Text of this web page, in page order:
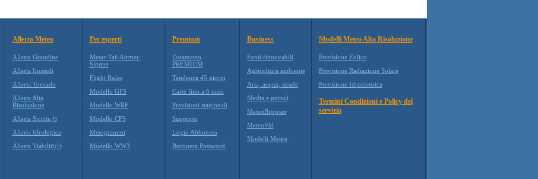
Allerta Meteo
Allerta Grandine
Allerta Incendi
Allerta Tornado
Allerta Alta
Risoluzione
Allerta Siccitï¿½
Allerta Idrologica
Allerta Viabilitï¿½
Per esperti
Metar-Taf-Airmet-
Sigmet
Flight Rules
Modello GFS
Modello WRF
Modello CFS
Metogrammi
Modello WW3
Premium
Datameteo
PREMIUM
Tendenza 45 giorni
Carte fino a 6 mesi
Previsioni stagionali
Supporto
Login Abbonato
Recupera Password
Business
Fonti rinnovabili
Agricoltura ambiente
Aria, acqua, strade
Media e portali
MeteoBrowser
MeteoVid
Modelli Meteo
Modelli Meteo Alta Risoluzione
Previsione Eolico
Previsione Radiazione Solare
Previsione Idroelettrica
Termini Condizioni e Policy del
servizio